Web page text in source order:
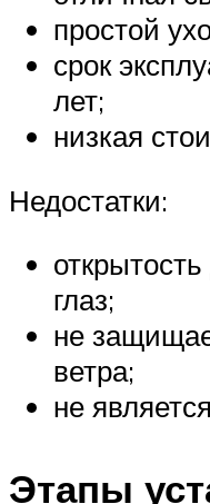
простой
срок
лет;
низкая
Недостатки:
глаз;
не
ветра;
не
Этапы